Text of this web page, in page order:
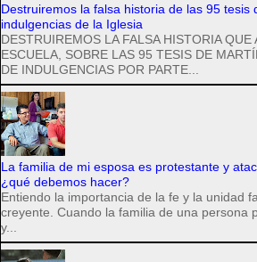
Destruiremos la falsa historia de las 95 tesis
indulgencias de la Iglesia
DESTRUIREMOS LA FALSA HISTORIA QUE
ESCUELA, SOBRE LAS 95 TESIS DE
DE INDULGENCIAS POR PARTE...
La familia de mi esposa es protestante y
¿qué debemos hacer?
Entiendo la importancia de la fe y la unidad
creyente. Cuando la familia de una persona
y...